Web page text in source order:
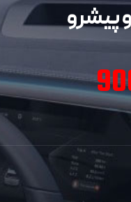
پیشرو